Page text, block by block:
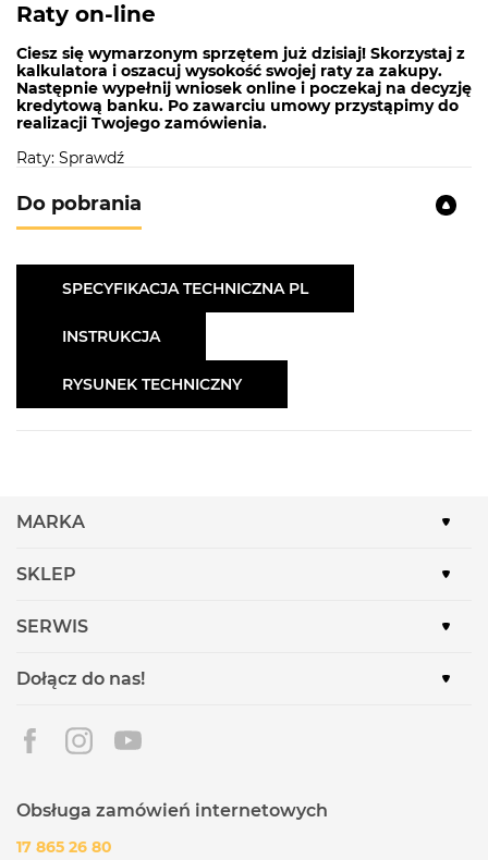
Raty on-line
Ciesz się wymarzonym sprzętem już dzisiaj! Skorzystaj z
kalkulatora i oszacuj wysokość swojej raty za zakupy.
Następnie wypełnij wniosek online i poczekaj na decyzję
kredytową banku. Po zawarciu umowy przystąpimy do
realizacji Twojego zamówienia.
Raty: Sprawdź
Do pobrania
SPECYFIKACJA TECHNICZNA PL
INSTRUKCJA
RYSUNEK TECHNICZNY
MARKA
SKLEP
SERWIS
Dołącz do nas!
Obsługa zamówień internetowych
17 865 26 80